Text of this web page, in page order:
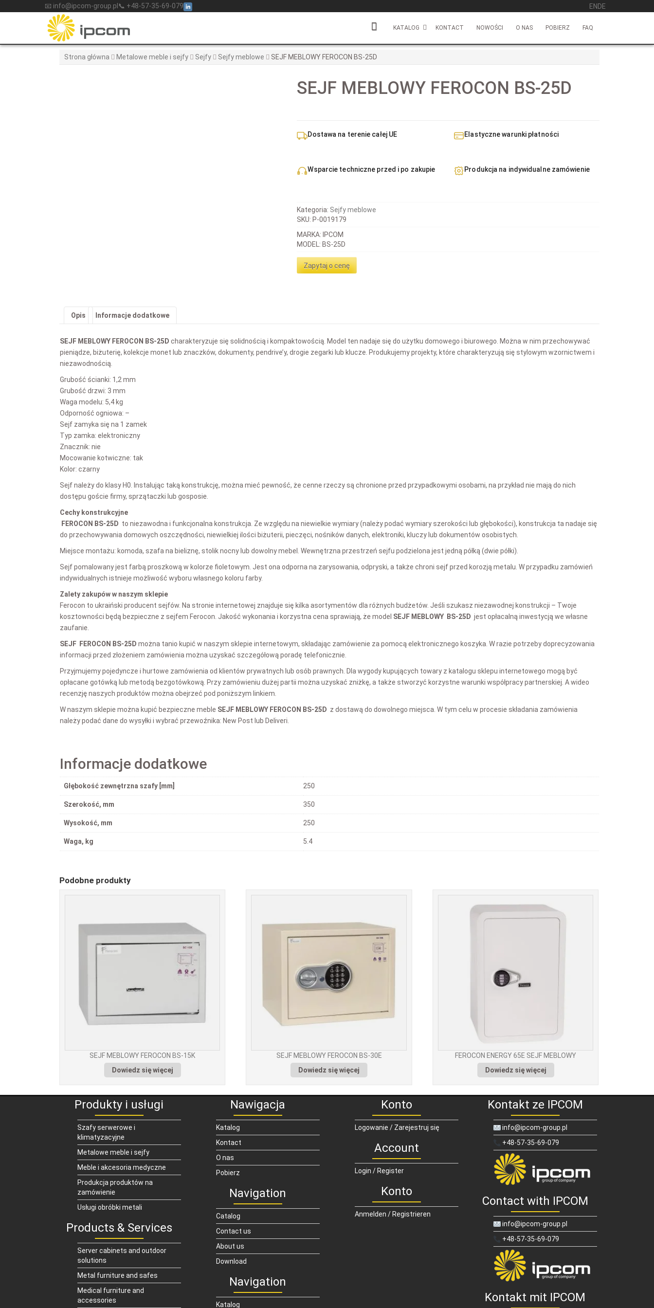
to
📧 info@ipcom-group.pl 📞 +48-57-35-69-079 EN DE
KATALOG KONTACT NOWOŚCI O NAS POBIERZ FAQ
Strona główna Metalowe meble i sejfy Sejfy Sejfy meblowe SEJF MEBLOWY FEROCON BS-25D
SEJF MEBLOWY FEROCON BS-25D
MARKA: IPCOM
MODEL: BS-25D
Zapytaj o cenę
Dostawa na terenie całej UE Elastyczne warunki płatności
Wsparcie techniczne przed i po zakupie Produkcja na indywidualne zamówienie
SKU: P-0019179
Kategoria: Sejfy meblowe
Opis Informacje dodatkowe
SEJF MEBLOWY FEROCON BS-25D charakteryzuje się solidnością i kompaktowością. Model ten nadaje się do użytku domowego i biurowego. Można w nim przechowywać
pieniądze, biżuterię, kolekcje monet lub znaczków, dokumenty, pendrive’y, drogie zegarki lub klucze. Produkujemy projekty, które charakteryzują się stylowym wzornictwem i
niezawodnością.
Grubość ścianki: 1,2 mm
Grubość drzwi: 3 mm
Waga modelu: 5,4 kg
Odporność ogniowa: –
Sejf zamyka się na 1 zamek
Typ zamka: elektroniczny
Znacznik: nie
Mocowanie kotwiczne: tak
Kolor: czarny
Sejf należy do klasy H0. Instalując taką konstrukcję, można mieć pewność, że cenne rzeczy są chronione przed przypadkowymi osobami, na przykład nie mają do nich
dostępu goście firmy, sprzątaczki lub gosposie.
Cechy konstrukcyjne
FEROCON BS-25D to niezawodna i funkcjonalna konstrukcja. Ze względu na niewielkie wymiary (należy podać wymiary szerokości lub głębokości), konstrukcja ta nadaje się
do przechowywania domowych oszczędności, niewielkiej ilości biżuterii, pieczęci, nośników danych, elektroniki, kluczy lub dokumentów osobistych.
Miejsce montażu: komoda, szafa na bieliznę, stolik nocny lub dowolny mebel. Wewnętrzna przestrzeń sejfu podzielona jest jedną półką (dwie półki).
Sejf pomalowany jest farbą proszkową w kolorze fioletowym. Jest ona odporna na zarysowania, odpryski, a także chroni sejf przed korozją metalu. W przypadku zamówień
indywidualnych istnieje możliwość wyboru własnego koloru farby.
Zalety zakupów w naszym sklepie
Ferocon to ukraiński producent sejfów. Na stronie internetowej znajduje się kilka asortymentów dla różnych budżetów. Jeśli szukasz niezawodnej konstrukcji – Twoje
kosztowności będą bezpieczne z sejfem Ferocon. Jakość wykonania i korzystna cena sprawiają, że model SEJF MEBLOWY BS-25D jest opłacalną inwestycją we własne
zaufanie.
SEJF FEROCON BS-25D można tanio kupić w naszym sklepie internetowym, składając zamówienie za pomocą elektronicznego koszyka. W razie potrzeby doprecyzowania
informacji przed złożeniem zamówienia można uzyskać szczegółową poradę telefonicznie.
Przyjmujemy pojedyncze i hurtowe zamówienia od klientów prywatnych lub osób prawnych. Dla wygody kupujących towary z katalogu sklepu internetowego mogą być
opłacane gotówką lub metodą bezgotówkową. Przy zamówieniu dużej partii można uzyskać zniżkę, a także stworzyć korzystne warunki współpracy partnerskiej. A wideo
recenzję naszych produktów można obejrzeć pod poniższym linkiem.
W naszym sklepie można kupić bezpieczne meble SEJF MEBLOWY FEROCON BS-25D z dostawą do dowolnego miejsca. W tym celu w procesie składania zamówienia
należy podać dane do wysyłki i wybrać przewoźnika: New Post lub Deliveri.
Informacje dodatkowe
Głębokość zewnętrzna szafy [mm] 250
Szerokość, mm 350
Wysokość, mm 250
Waga, kg 5.4
Podobne produkty
SEJF MEBLOWY FEROCON BS-15K
Dowiedz się więcej
SEJF MEBLOWY FEROCON BS-30E
Dowiedz się więcej
FEROCON ENERGY 65E SEJF MEBLOWY
Dowiedz się więcej
Produkty i usługi
Szafy serwerowe i
klimatyzacyjne
Metalowe meble i sejfy
Meble i akcesoria medyczne
Produkcja produktów na
zamówienie
Usługi obróbki metali
Products & Services
Server cabinets and outdoor
solutions
Metal furniture and safes
Medical furniture and
accessories
Nawigacja
Katalog
Kontact
O nas
Pobierz
Navigation
Catalog
Contact us
About us
Download
Navigation
Katalog
Konto
Logowanie / Zarejestruj się
Account
Login / Register
Konto
Anmelden / Registrieren
Kontakt ze IPCOM
info@ipcom-group.pl
+48-57-35-69-079
Contact with IPCOM
info@ipcom-group.pl
+48-57-35-69-079
Kontakt mit IPCOM